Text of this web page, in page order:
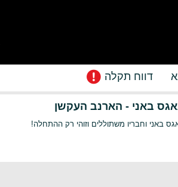
דווח תקלה
באני - הארנב העקשן
באני וחבריו משתוללים וזוהי רק ההתחלה!